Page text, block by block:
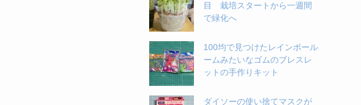
目 栽培スタートから一週間
で緑化へ
100均で見つけたレインボール
ームみたいなゴムのブレスレ
ットの手作りキット
ダイソーの使い捨てマスクが